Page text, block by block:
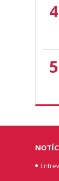
4
5